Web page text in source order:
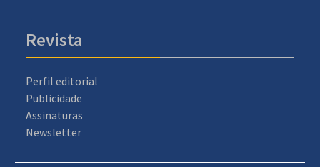
Revista
Perfil editorial
Publicidade
Assinaturas
Newsletter